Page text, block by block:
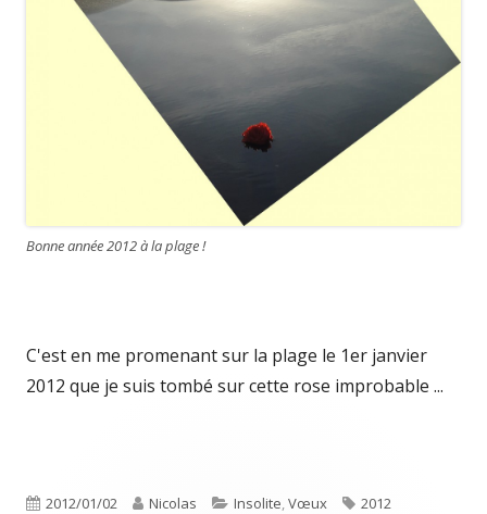
Bonne année 2012 à la plage !
C'est en me promenant sur la plage le 1er janvier
2012 que je suis tombé sur cette rose improbable ...
Publié
2012/01/02 Auteur
Nicolas Catégories
Insolite Vœux Étiquettes
2012